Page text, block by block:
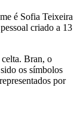
é Sofia Teixeira
criado a 13
Bran, o
os símbolos
por